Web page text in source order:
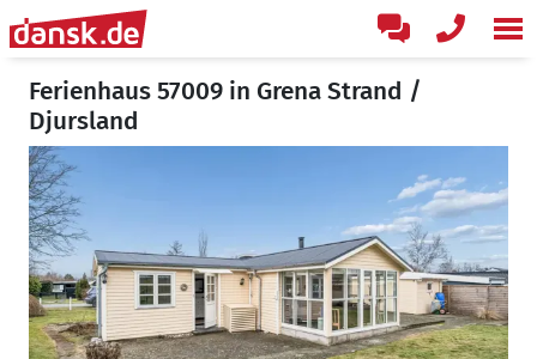
Ferienhaus 57009 in Grena Strand /
Djursland